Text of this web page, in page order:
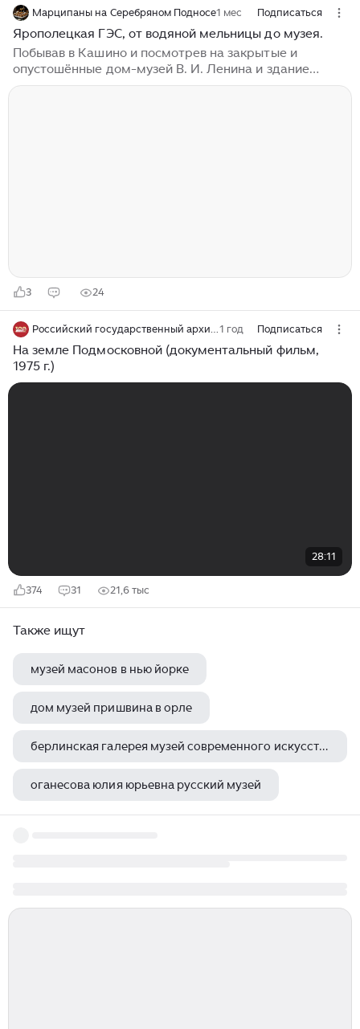
Марципаны на Серебряном Подносе1 мес Подписаться
Ярополецкая ГЭС, от водяной мельницы до музея.
Побывав в Кашино и посмотрев на закрытые и
опустошённые дом-музей В. И. Ленина и здание
бывшей электростанции, мы с Леной, почти как и
3 24
Российский государственный архив кинофотофонодокументов1 год Подписаться
На земле Подмосковной (документальный фильм,
1975 г.)
28:11
374 31 21,6 тыс
Также ищут
музей масонов в нью йорке
дом музей пришвина в орле
берлинская галерея музей современного искусства
оганесова юлия юрьевна русский музей